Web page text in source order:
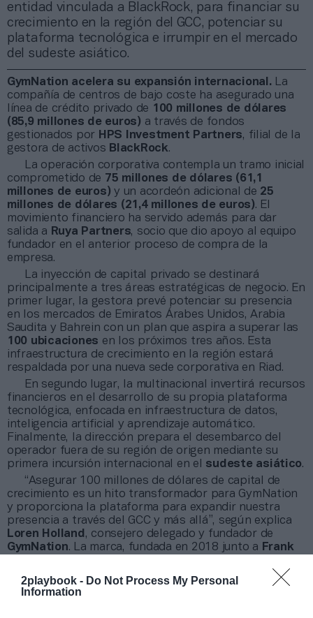
2playbook - Do Not Process My Personal
Information
entidad vinculada a BlackRock, para financiar su
crecimiento en la región del GCC, potenciar su
plataforma tecnológica e irrumpir en el mercado
del sudeste asiático.
GymNation acelera su expansión internacional. La
compañía de centros de bajo coste ha asegurado una
línea de crédito privado de 100 millones de dólares
(85,9 millones de euros) a través de fondos
gestionados por HPS Investment Partners, filial de la
gestora de activos BlackRock.
La operación corporativa contempla un tramo inicial
comprometido de 75 millones de dólares (61,1
millones de euros) y un acordeón adicional de 25
millones de dólares (21,4 millones de euros). El
movimiento financiero ha servido además para dar
salida a Ruya Partners, socio que dio apoyo al equipo
fundador en el anterior proceso de compra de la
empresa.
La inyección de capital privado se destinará
principalmente a tres áreas estratégicas de negocio. En
primer lugar, la gestora prevé potenciar su presencia
en los mercados de Emiratos Árabes Unidos, Arabia
Saudita y Bahrein con un plan que aspira a superar las
100 ubicaciones en los próximos tres años. Esta
infraestructura de crecimiento en la región estará
respaldada por una nueva sede corporativa en Riad.
En segundo lugar, la multinacional invertirá recursos
financieros en el desarrollo de su propia plataforma
tecnológica, enfocada en infraestructura de datos,
inteligencia artificial y aprendizaje automático.
Finalmente, la dirección prepara el desembarco del
operador fuera de su región de origen mediante su
primera incursión internacional en el sudeste asiático.
“Asegurar 100 millones de dólares de capital de
crecimiento es un hito transformador para GymNation
y proporciona la plataforma para expandir nuestra
presencia a través del GCC y más allá”, según explica
Loren Holland , consejero delegado y fundador de
GymNation. La marca, fundada en 2018 junto a Frank
y da servicio a una comunidad
que supera los200.000 abonados .